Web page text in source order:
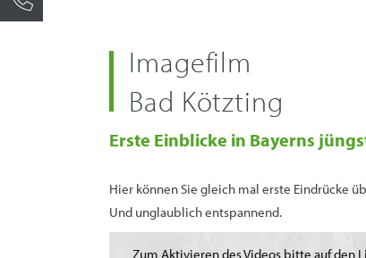
Imagefilm
Bad Kötzting
Erste Einblicke in Bayerns
Hier können Sie gleich mal erste Eindrücke
Und unglaublich entspannend.
Zum Aktivieren des Videos bitte auf